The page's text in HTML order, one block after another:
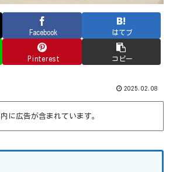
Facebook はてブ
Pinterest コピー
2025.02.08
に広告が含まれています。